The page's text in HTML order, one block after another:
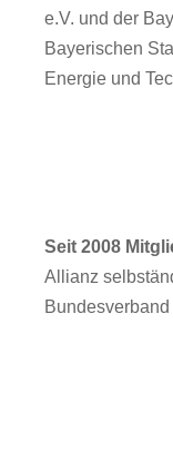
e.V. und der
Bayerischen
Energie und
Seit 2008
Allianz
Bundesverband